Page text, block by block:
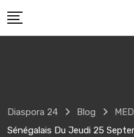
to
Diaspora 24 Blog
Sénégalais Du Jeudi 25